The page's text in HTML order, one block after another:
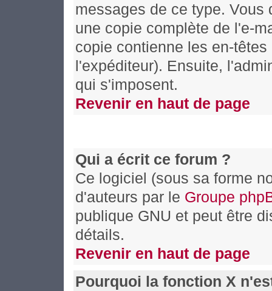
messages de ce type.
une copie complète de l'e-
copie contienne les en-
l'expéditeur). Ensuite,
qui s'imposent.
Revenir en haut de page
Qui a écrit ce forum ?
Ce logiciel (sous sa forme
d'auteurs par le Groupe
publique GNU et peut être
détails.
Revenir en haut de page
Pourquoi la fonction X